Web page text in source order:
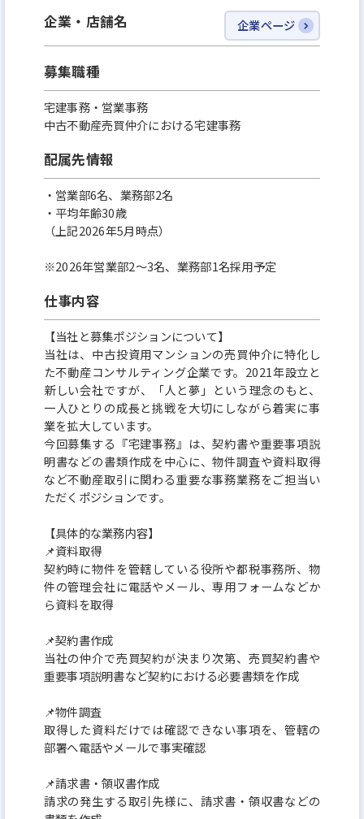
⭐①多岐にわたる業務にマルチに対応できる方に最
適！重要なポジションだからこその高い給与！
⭐➁土日祝日完全休み＆残業時間も月平均2、3時間程
度！！年末年始、ＧＷ、夏季休暇もしっかりと取れ
ます！
⭐③自らのアイデアや意見が社内制度等に取り入れら
れることも多く、それには大きな企業では味わえな
い楽しさがあります！
企業・店舗名 企業ページ
募集職種
宅建事務・営業事務
中古不動産売買仲介における宅建事務
配属先情報
・営業部6名、業務部2名
・平均年齢30歳
（上記2026年5月時点）
※2026年営業部2～3名、業務部1名採用予定
仕事内容
【当社と募集ポジションについて】
当社は、中古投資用マンションの売買仲介に特化し
た不動産コンサルティング企業です。2021年設立と
新しい会社ですが、「人と夢」という理念のもと、
一人ひとりの成長と挑戦を大切にしながら着実に事
業を拡大しています。
今回募集する『宅建事務』は、契約書や重要事項説
明書などの書類作成を中心に、物件調査や資料取得
など不動産取引に関わる重要な事務業務をご担当い
ただくポジションです。
【具体的な業務内容】
📌資料取得
契約時に物件を管轄している役所や都税事務所、物
件の管理会社に電話やメール、専用フォームなどか
ら資料を取得
📌契約書作成
当社の仲介で売買契約が決まり次第、売買契約書や
重要事項説明書など契約における必要書類を作成
📌物件調査
取得した資料だけでは確認できない事項を、管轄の
部署へ電話やメールで事実確認
📌請求書・領収書作成
請求の発生する取引先様に、請求書・領収書などの